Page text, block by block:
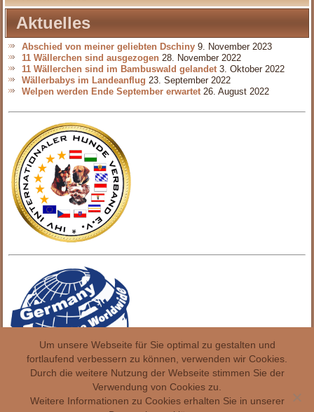
Aktuelles
Abschied von meiner geliebten Dschiny 9. November 2023
11 Wällerchen sind ausgezogen 28. November 2022
11 Wällerchen sind im Bambuswald gelandet 3. Oktober 2022
Wällerbabys im Landeanflug 23. September 2022
Welpen werden Ende September erwartet 26. August 2022
Um unsere Webseite für Sie optimal zu gestalten und
fortlaufend verbessern zu können, verwenden wir Cookies.
Durch die weitere Nutzung der Webseite stimmen Sie der
Verwendung von Cookies zu.
Weitere Informationen zu Cookies erhalten Sie in unserer